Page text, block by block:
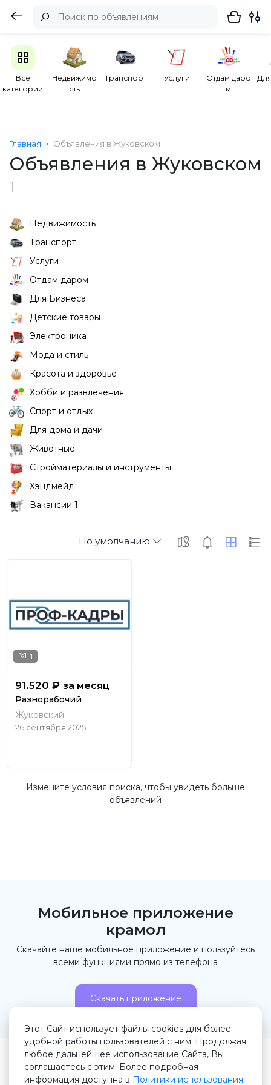
Все
категории
Недвижимо
сть
Транспорт Услуги
Отдам даро
м
Главная Объявления в Жуковском
Объявления в Жуковском
1
Недвижимость
Транспорт
Услуги
Отдам даром
Для Бизнеса
Детские товары
Электроника
Мода и стиль
Красота и здоровье
Хобби и развлечения
Спорт и отдых
Для дома и дачи
Животные
Стройматериалы и инструменты
Хэндмейд
Вакансии 1
По умолчанию
1
91.520 ₽ за месяц
Разнорабочий
Жуковский
26 сентября 2025
Измените условия поиска, чтобы увидеть больше
объявлений
Этот Сайт использует файлы cookies для более
удобной работы пользователей с ним. Продолжая
любое дальнейшее использование Сайта, Вы
соглашаетесь с этим. Более подробная
информация доступна в Политики использования
Мобильное приложение
крамол
Скачайте наше мобильное приложение и пользуйтесь
всеми функциями прямо из телефона
Скачать приложение
© 2026 Крамол.рф
Правила сервиса
Пользовательское соглашение